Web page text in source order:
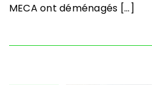
MECA ont déménagés [...]